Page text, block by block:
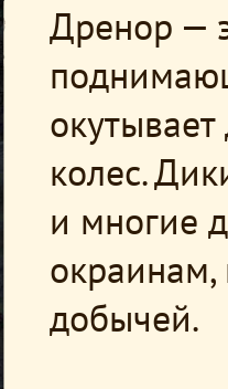
Дренор —
колес.
и многие
окраинам,
добычей.